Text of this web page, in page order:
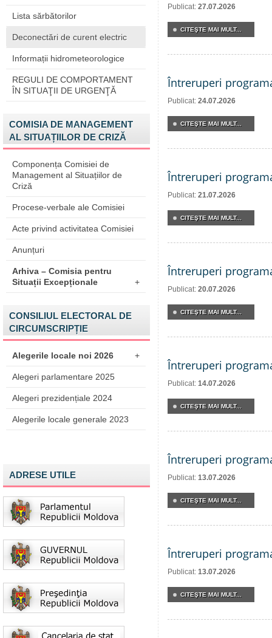
Lista sărbătorilor
Deconectări de curent electric
Informații hidrometeorologice
REGULI DE COMPORTAMENT
ÎN SITUAŢII DE URGENŢĂ
COMISIA DE MANAGEMENT
AL SITUAȚIILOR DE CRIZĂ
Componența Comisiei de
Management al Situațiilor de
Criză
Procese-verbale ale Comisiei
Acte privind activitatea Comisiei
Anunțuri
Arhiva – Comisia pentru
Situații Excepționale
+
CONSILIUL ELECTORAL DE
CIRCUMSCRIPȚIE
Alegerile locale noi 2026 +
Alegeri parlamentare 2025
Alegeri prezidențiale 2024
Alegerile locale generale 2023
ADRESE UTILE
Publicat: 27.07.2026
CITEŞTE MAI MULT...
Întreruperi
Publicat: 24.07.2026
CITEŞTE MAI MULT...
Întreruperi
Publicat: 21.07.2026
CITEŞTE MAI MULT...
Întreruperi
Publicat: 20.07.2026
CITEŞTE MAI MULT...
Întreruperi
Publicat: 14.07.2026
CITEŞTE MAI MULT...
Întreruperi
Publicat: 13.07.2026
CITEŞTE MAI MULT...
Întreruperi
Publicat: 13.07.2026
CITEŞTE MAI MULT...